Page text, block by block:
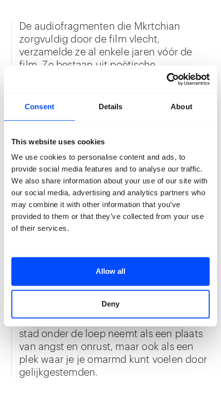
Consent Details About
This website uses cookies
We use cookies to personalise content and ads, to
provide social media features and to analyse our traffic.
We also share information about your use of our site with
our social media, advertising and analytics partners who
may combine it with other information that you’ve
provided to them or that they’ve collected from your use
of their services.
Allow all
Deny
De audiofragmenten die Mkrtchian
zorgvuldig door de film vlecht,
verzamelde ze al enkele jaren vóór de
film. Ze bestaan uit poëtische
uitbarstingen, willekeurige gesprekken
luidruchtige stadsgeluiden. Deze teksten
scherm ziet de kijker jonge mensen die
zich wenden tot alcohol, drugs en
feesten om te ontsnappen aan de
realiteit om hen heen. Tegelijkertijd
spreekt de film van hoop, weerspiegeld
in het gelach en de genegenheid van de
jeugd, een bewijs van het feit dat ze zelfs
in de meest hopeloze situatie elkaar nog
van geluid, beeld en tekst om een ruimte
te bouwen die persoonlijke inzichten kan
oproepen, waarbij je je relatie met een
stad onder de loep neemt als een plaats
van angst en onrust, maar ook als een
plek waar je je omarmd kunt voelen door
gelijkgestemden.